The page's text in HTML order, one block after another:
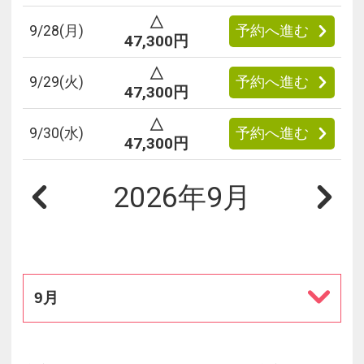
9/28(月)
△
47,300円
予約へ進む
9/29(火)
△
47,300円
予約へ進む
9/30(水)
△
47,300円
予約へ進む
2026年9月
9月